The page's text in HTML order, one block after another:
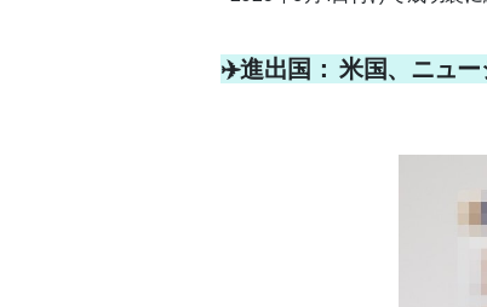
✈️進出国：米国、ニュ